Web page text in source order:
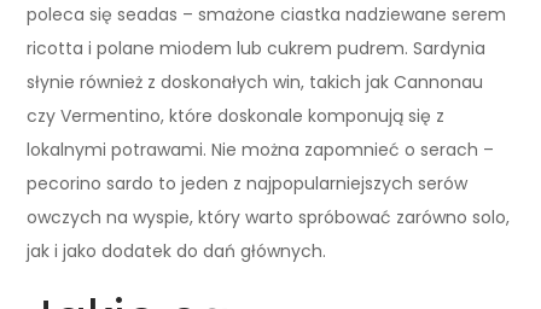
poleca się seadas – smażone ciastka nadziewane serem
ricotta i polane miodem lub cukrem pudrem. Sardynia
słynie również z doskonałych win, takich jak Cannonau
czy Vermentino, które doskonale komponują się z
lokalnymi potrawami. Nie można zapomnieć o serach –
pecorino sardo to jeden z najpopularniejszych serów
owczych na wyspie, który warto spróbować zarówno solo,
jak i jako dodatek do dań głównych.